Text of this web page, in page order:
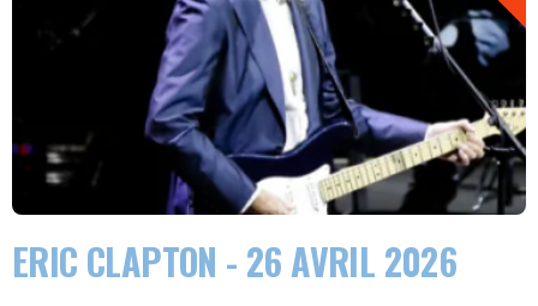
ERIC CLAPTON - 26 AVRIL 2026